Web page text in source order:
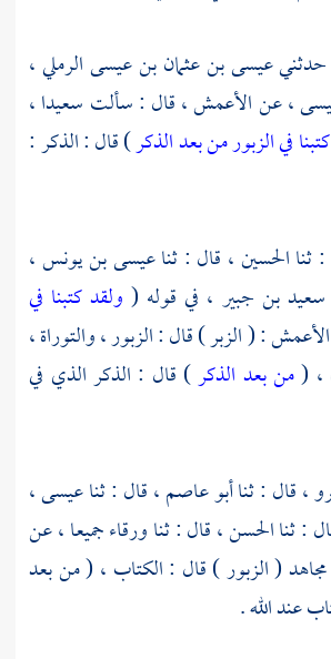
عيسى بن عثمان بن عيسى الرملي،
، عنالأعمش، قال : سألت سعيدا،
في الزبور من بعد الذكر) قال : الذكر :
ثناالحسين، قال : ثناعيسى بن يونس،
سعيد بن جبير ، في قوله ( ولقد كتبنا في
الأعمش: ( الزبر ) قال : الزبور ، والتوراة ،
، (من بعد الذكر) قال : الذكر الذي في
، قال : ثناأبو عاصم، قال : ثناعيسى،
: ثناالحسن، قال : ثناورقاءجميعا ، عن
مجاهد( الزبور ) قال : الكتاب ، ( من بعد
عند الله .